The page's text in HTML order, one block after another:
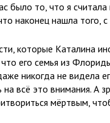
было то, что я
наконец нашла того,
которые Каталина
его семья из
никогда не видела
всё это внимания. А
мёртвым,